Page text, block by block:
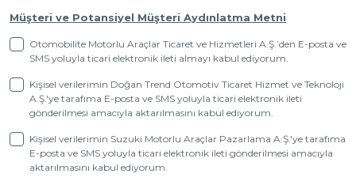
Müşteri ve Potansiyel Müşteri Aydınlatma Metni
Otomobilite Motorlu Araçlar Ticaret ve Hizmetleri A.Ş.’den E-posta ve
SMS yoluyla ticari elektronik ileti almayı kabul ediyorum.
Kişisel verilerimin Doğan Trend Otomotiv Ticaret Hizmet ve Teknoloji
A.Ş.'ye tarafıma E-posta ve SMS yoluyla ticari elektronik ileti
gönderilmesi amacıyla aktarılmasını kabul ediyorum.
Kişisel verilerimin Suzuki Motorlu Araçlar Pazarlama A.Ş.'ye tarafıma
E-posta ve SMS yoluyla ticari elektronik ileti gönderilmesi amacıyla
aktarılmasını kabul ediyorum.